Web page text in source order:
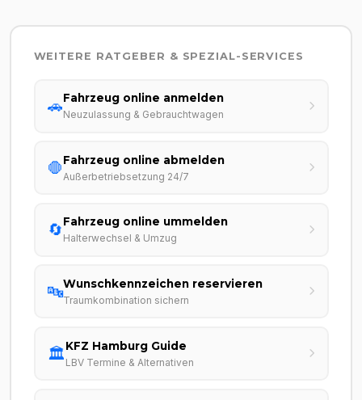
WEITERE RATGEBER & SPEZIAL-SERVICES
🚗Fahrzeug online anmelden
Neuzulassung & Gebrauchtwagen
🛑Fahrzeug online abmelden
Außerbetriebsetzung 24/7
🔄Fahrzeug online ummelden
Halterwechsel & Umzug
🔤Wunschkennzeichen reservieren
Traumkombination sichern
🏛️KFZ Hamburg Guide
LBV Termine & Alternativen